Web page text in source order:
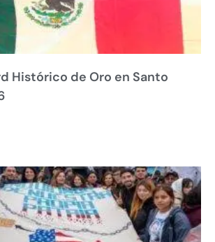
Histórico de Oro en Santo